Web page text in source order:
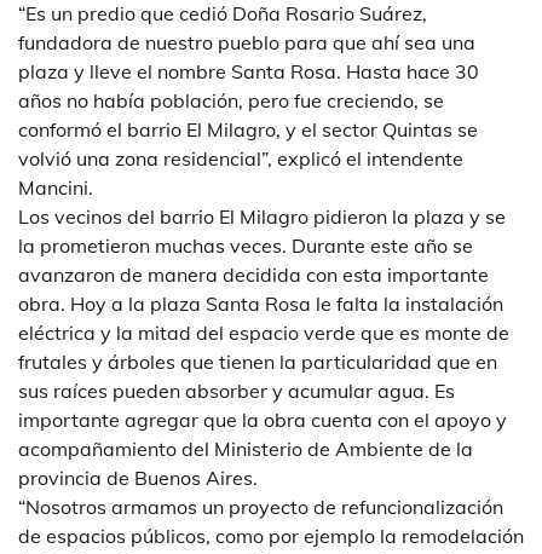
“Es un predio que cedió Doña Rosario Suárez,
fundadora de nuestro pueblo para que ahí sea una
plaza y lleve el nombre Santa Rosa. Hasta hace 30
años no había población, pero fue creciendo, se
conformó el barrio El Milagro, y el sector Quintas se
volvió una zona residencial”, explicó el intendente
Mancini.
Los vecinos del barrio El Milagro pidieron la plaza y se
la prometieron muchas veces. Durante este año se
avanzaron de manera decidida con esta importante
obra. Hoy a la plaza Santa Rosa le falta la instalación
eléctrica y la mitad del espacio verde que es monte de
frutales y árboles que tienen la particularidad que en
sus raíces pueden absorber y acumular agua. Es
importante agregar que la obra cuenta con el apoyo y
acompañamiento del Ministerio de Ambiente de la
provincia de Buenos Aires.
“Nosotros armamos un proyecto de refuncionalización
de espacios públicos, como por ejemplo la remodelación